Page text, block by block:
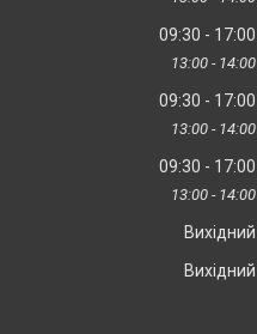
09:30 17:00
13:00 14:00
09:30 17:00
13:00 14:00
09:30 17:00
13:00 14:00
Вихідний
Вихідний